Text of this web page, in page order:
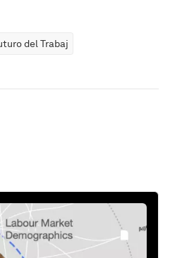
del Trabajo